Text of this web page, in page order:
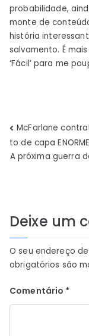
probabilidade,
monte de
história
salvamento. É
‘Fácil’ para me
de
McFarlane
to de capa ENORME
A próxima guerra
Deixe um
O seu endereço
obrigatórios são
Comentário *